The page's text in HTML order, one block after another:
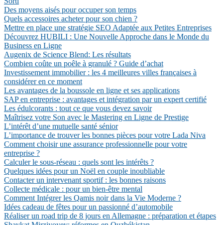
Des moyens aisés pour occuper son temps
Quels accessoires acheter pour son chien ?
Mettre en place une stratégie SEO Adaptée aux Petites Entreprises
Découvrez HUBILI : Une Nouvelle Approche dans le Monde du
Business en Ligne
Augenix de Science Blend: Les résultats
Combien coûte un poêle à granulé ? Guide d’achat
Investissement immobilier : les 4 meilleures villes françaises à
considérer en ce moment
Les avantages de la boussole en ligne et ses applications
SAP en entreprise : avantages et intégration par un expert certifié
Les édulcorants : tout ce que vous devez savoir
Maîtrisez votre Son avec le Mastering en Ligne de Prestige
L’intérêt d’une mutuelle santé sénior
L’importance de trouver les bonnes pièces pour votre Lada Niva
Comment choisir une assurance professionnelle pour votre
entreprise ?
Calculer le sous-réseau : quels sont les intérêts ?
Quelques idées pour un Noël en couple inoubliable
Contacter un intervenant sportif : les bonnes raisons
Collecte médicale : pour un bien-être mental
Comment Intégrer les Qamis noir dans la Vie Moderne ?
Idées cadeau de fêtes pour un passionné d’automobile
Réaliser un road trip de 8 jours en Allemagne : préparation et étapes